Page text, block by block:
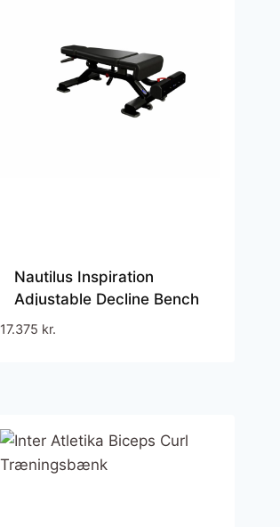
Nautilus Inspiration
Adjustable Decline Bench
– 7 positioner 0 til -30° –
17.375 kr.